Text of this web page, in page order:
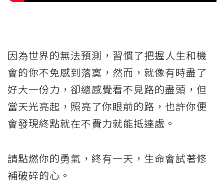
因為世界的無法預測，習慣了把握人生和機
會的你不免感到落寞，然而，就像有時盡了
好大一份力，卻總感覺看不見路的盡頭，但
當天光亮起，照亮了你眼前的路，也許你便
會發現終點就在不費力就能抵達處。
請點燃你的勇氣，終有一天，生命會試著修
補破碎的心。